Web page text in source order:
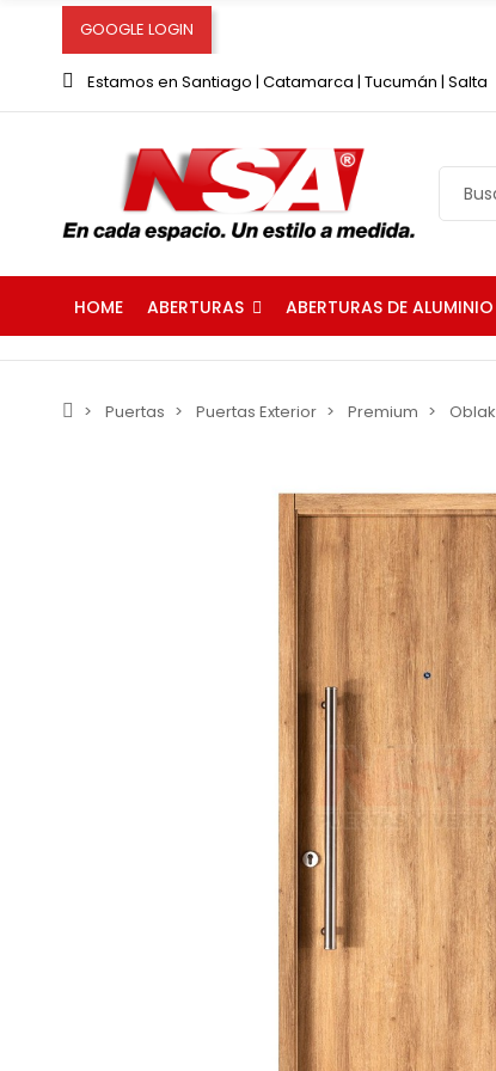
GOOGLE LOGIN
Estamos en Santiago | Catamarca | Tucumán | Salta
HOME ABERTURAS ABERTURAS DE ALUMINIO
Puertas Puertas Exterior Premium Oblak